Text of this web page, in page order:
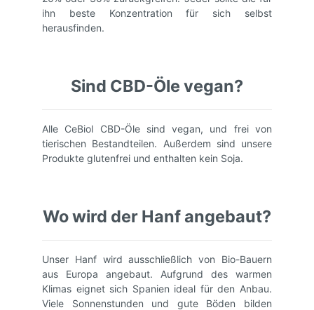
ihn beste Konzentration für sich selbst
herausfinden.
Sind CBD-Öle vegan?
Alle CeBiol CBD-Öle sind vegan, und frei von
tierischen Bestandteilen. Außerdem sind unsere
Produkte glutenfrei und enthalten kein Soja.
Wo wird der Hanf angebaut?
Unser Hanf wird ausschließlich von Bio-Bauern
aus Europa angebaut. Aufgrund des warmen
Klimas eignet sich Spanien ideal für den Anbau.
Viele Sonnenstunden und gute Böden bilden